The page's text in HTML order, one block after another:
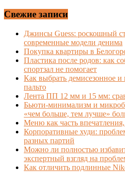
Свежие записи
Джинсы Guess: роскошный
современные модели денима
Покупка квартиры в
Пластика после родов: как
спортзал не помогает
Как выбрать демисезонное и
пальто
Лента ПП 12 мм и 15 мм:
Бьюти-минимализм и
«чем больше, тем лучше»
Меню как часть
Корпоративные худи:
разных партий
Можно ли полностью
экспертный взгляд на
Как отличить подлинные